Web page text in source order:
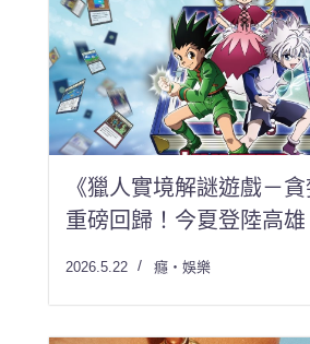
《獵人實境解謎遊戲－貪
重磅回歸！今夏登陸高雄
2026.5.22 癮・娛樂